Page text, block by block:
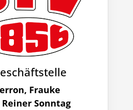
Frauke
Sonntag